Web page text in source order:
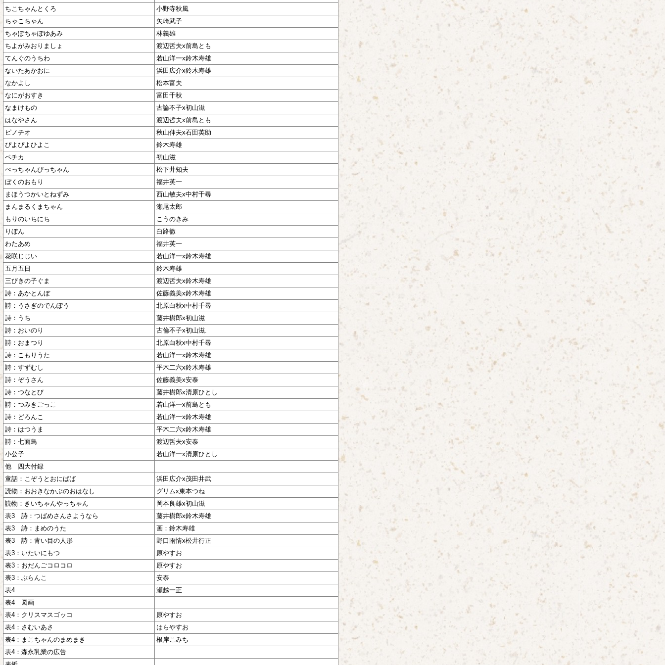
ちこちゃんとくろ
小野寺秋風
ちゃこちゃん
矢崎武子
ちゃぽちゃぽゆあみ
林義雄
ちよがみおりましょ
渡辺哲夫x前島とも
てんぐのうちわ
若山洋一x鈴木寿雄
ないたあかおに
浜田広介x鈴木寿雄
なかよし
松本富夫
なにがおすき
富田千秋
なまけもの
古論不子x初山滋
はなやさん
渡辺哲夫x前島とも
ピノチオ
秋山伸夫x石田英助
ぴよぴよひよこ
鈴木寿雄
ペチカ
初山滋
ぺっちゃんぴっちゃん
松下井知夫
ぼくのおもり
福井英一
まほうつかいとねずみ
西山敏夫x中村千尋
まんまるくまちゃん
瀬尾太郎
もりのいちにち
こうのきみ
りぼん
白路徹
わたあめ
福井英一
花咲じじい
若山洋一x鈴木寿雄
五月五日
鈴木寿雄
三びきの子ぐま
渡辺哲夫x鈴木寿雄
詩：あかとんぼ
佐藤義美x鈴木寿雄
詩：うさぎのでんぽう
北原白秋x中村千尋
詩：うち
藤井樹郎x初山滋
詩：おいのり
古倫不子x初山滋.
詩：おまつり
北原白秋x中村千尋
詩：こもりうた
若山洋一x鈴木寿雄
詩：すずむし
平木二六x鈴木寿雄
詩：ぞうさん
佐藤義美x安泰
詩：つなとび
藤井樹郎x清原ひとし
詩：つみきごっこ
若山洋一x前島とも
詩：どろんこ
若山洋一x鈴木寿雄
詩：はつうま
平木二六x鈴木寿雄
詩：七面鳥
渡辺哲夫x安泰
小公子
若山洋一x清原ひとし
他 四大付録
童話：こぞうとおにばば
浜田広介x茂田井武
読物：おおきなかぶのおはなし
グリムx東本つね
読物：きいちゃんやっちゃん
岡本良雄x初山滋
表3 詩：つばめさんさようなら
藤井樹郎x鈴木寿雄
表3 詩：まめのうた
画：鈴木寿雄
表3 詩：青い目の人形
野口雨情x松井行正
表3：いたいにもつ
原やすお
表3：おだんごコロコロ
原やすお
表3：ぶらんこ
安泰
表4
瀬越一正
表4 図画
表4：クリスマスゴッコ
原やすお
表4：さむいあさ
はらやすお
表4：まこちゃんのまめまき
根岸こみち
表4：森永乳業の広告